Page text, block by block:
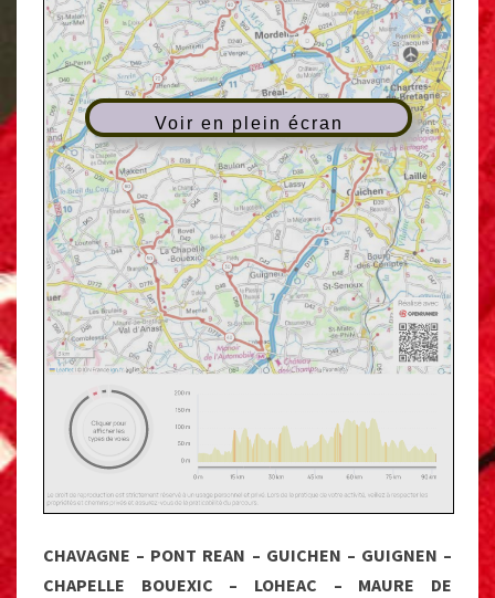
Voir en plein écran
CHAVAGNE – PONT REAN – GUICHEN – GUIGNEN –
CHAPELLE BOUEXIC – LOHEAC – MAURE DE